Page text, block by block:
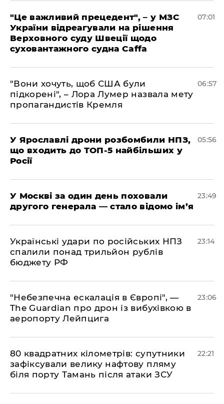
"Це важливий прецедент", – у МЗС
України відреагували на рішення
Верховного суду Швеції щодо
суховантажного судна Caffa
07:01
"Вони хочуть, щоб США були
підкорені", – Лора Лумер назвала мету
пропагандистів Кремля
06:57
У Ярославлі дрони розбомбили НПЗ,
що входить до ТОП-5 найбільших у
Росії
05:56
​У Москві за один день поховали
другого генерала — стало відомо ім’я
23:49
​Українські удари по російських НПЗ
спалили понад трильйон рублів
бюджету РФ
23:14
​"Небезпечна ескалація в Європі", —
The Guardian про дрон із вибухівкою в
аеропорту Лейпцига
23:06
​80 квадратних кілометрів: супутники
зафіксували велику нафтову пляму
біля порту Тамань після атаки ЗСУ
22:21